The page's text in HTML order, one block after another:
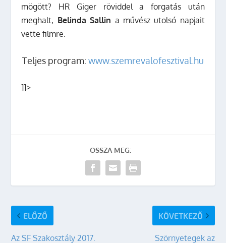
mögött? HR Giger röviddel a forgatás után
meghalt, Belinda Sallin a művész utolsó napjait
vette filmre.
Teljes program: www.szemrevalofesztival.hu
]]>
OSSZA MEG:
ELŐZŐ
Az SF Szakosztály 2017.
KÖVETKEZŐ
Szörnyetegek az